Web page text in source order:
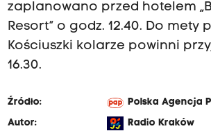
zaplanowano przed hotelem
Resort” o godz. 12.40. Do mety
Kościuszki kolarze powinni
16.30.
Źródło:
Polska Agencja
Autor:
Radio Kraków